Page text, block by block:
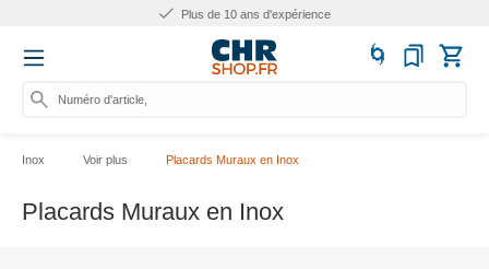
Plus de 10 ans d'expérience
Numéro d'article, catégorie
Inox Voir plus Placards Muraux en Inox
Placards Muraux en Inox